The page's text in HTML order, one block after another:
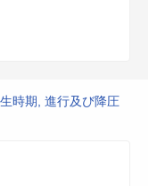
時期, 進行及び降圧